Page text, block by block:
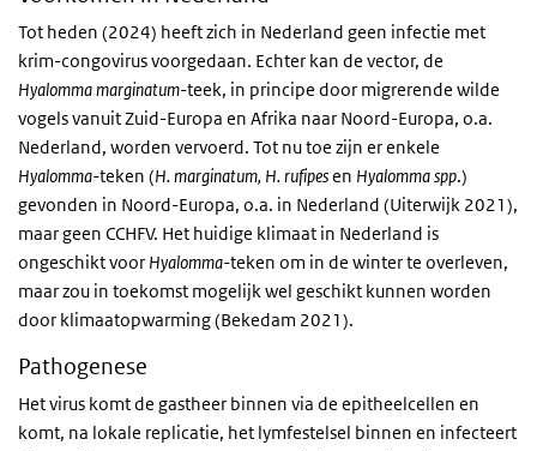
Tot heden (2024) heeft zich in Nederland geen infectie met
krim-congovirus voorgedaan. Echter kan de vector, de
Hyalomma marginatum-teek, in principe door migrerende wilde
vogels vanuit Zuid-Europa en Afrika naar Noord-Europa, o.a.
Nederland, worden vervoerd. Tot nu toe zijn er enkele
Hyalomma-teken (H. marginatum, H. rufipesen Hyalomma spp.)
gevonden in Noord-Europa, o.a. in Nederland (Uiterwijk 2021),
maar geen CCHFV. Het huidige klimaat in Nederland is
ongeschikt voor Hyalomma-teken om in de winter te overleven,
maar zou in toekomst mogelijk wel geschikt kunnen worden
door klimaatopwarming (Bekedam 2021).
Pathogenese
Het virus komt de gastheer binnen via de epitheelcellen en
komt, na lokale replicatie, het lymfestelsel binnen en infecteert